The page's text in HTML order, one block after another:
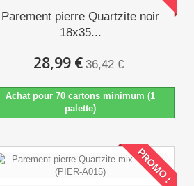
Parement pierre Quartzite noir
18x35...
28,99 € 36,42 €
Achat pour 70 cartons minimum (1
palette)
PROMO !